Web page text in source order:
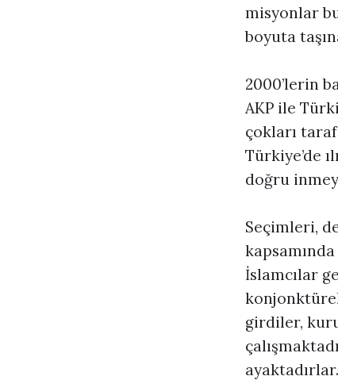
misyonlar
boyuta
2000’lerin
AKP ile
çokları
Türkiye’de
doğru
Seçimleri,
İslamcılar
konjonktürel
girdiler,
ayaktadırlar.